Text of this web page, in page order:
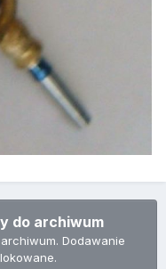
do archiwum
Dodawanie